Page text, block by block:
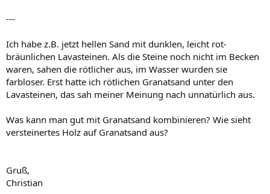
---
Ich habe z.B. jetzt hellen Sand mit dunklen, leicht rot-
bräunlichen Lavasteinen. Als die Steine noch nicht im Becken
waren, sahen die rötlicher aus, im Wasser wurden sie
farbloser. Erst hatte ich rötlichen Granatsand unter den
Lavasteinen, das sah meiner Meinung nach unnatürlich aus.
Was kann man gut mit Granatsand kombinieren? Wie sieht
versteinertes Holz auf Granatsand aus?
Gruß,
Christian